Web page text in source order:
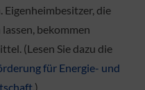
die
bekommen
(Lesen Sie dazu die
für Energie- und
.)